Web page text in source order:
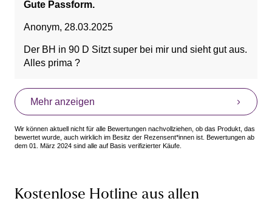
Gute Passform.
Anonym, 28.03.2025
Der BH in 90 D Sitzt super bei mir und sieht gut aus.
Alles prima ?
Mehr anzeigen
Wir können aktuell nicht für alle Bewertungen nachvollziehen, ob das Produkt, das
bewertet wurde, auch wirklich im Besitz der Rezensent*innen ist. Bewertungen ab
dem 01. März 2024 sind alle auf Basis verifizierter Käufe.
Kostenlose Hotline aus allen